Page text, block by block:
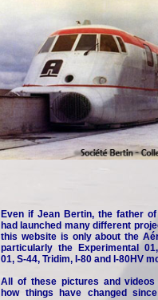
Even if Jean Bertin, the father
had launched many different
this website is only about the
particularly the Experimental
01, S-44, Tridim, I-80 and I-80HV
All of these pictures and
how things have changed